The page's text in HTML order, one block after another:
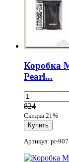
Коробка
Pearl...
824
Скидка 21%
Артикул: pr-